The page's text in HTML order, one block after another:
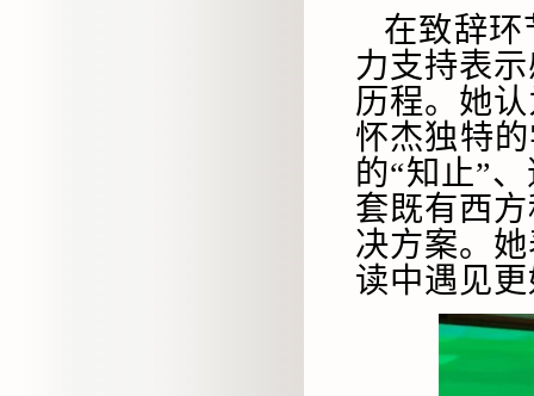
在致辞
力支持表
历程。她
怀杰独特
的“知止”
套既有西
决方案。
读中遇见